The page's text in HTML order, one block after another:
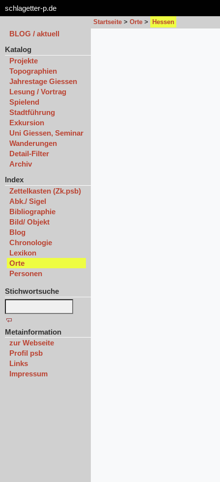
schlagetter-p.de
Startseite > Orte > Hessen
BLOG / aktuell
Katalog
Projekte
Topographien
Jahrestage Giessen
Lesung / Vortrag
Spielend
Stadtführung
Exkursion
Uni Giessen, Seminar
Wanderungen
Detail-Filter
Archiv
Index
Zettelkasten (Zk.psb)
Abk./ Sigel
Bibliographie
Bild/ Objekt
Blog
Chronologie
Lexikon
Orte
Personen
Stichwortsuche
Metainformation
zur Webseite
Profil psb
Links
Impressum